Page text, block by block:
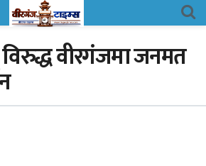
वीरगंजमा जनमत